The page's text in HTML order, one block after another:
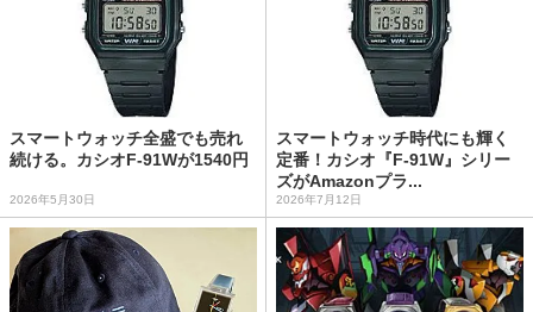
スマートウォッチ全盛でも売れ
続ける。カシオF-91Wが1540円
2026年5月30日
スマートウォッチ時代にも輝く
定番！カシオ『F-91W』シリー
ズがAmazonプラ...
2026年7月12日